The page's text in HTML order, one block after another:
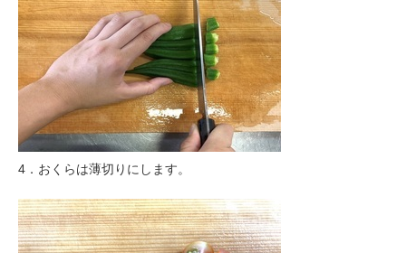
4．おくらは薄切りにします。